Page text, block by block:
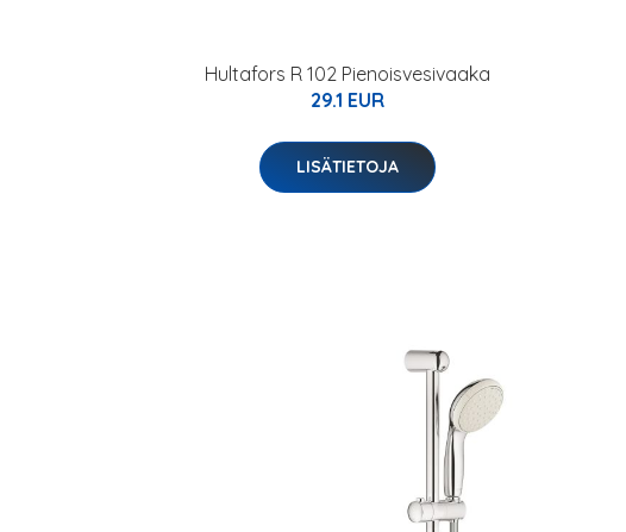
Hultafors R 102 Pienoisvesivaaka
29.1 EUR
LISÄTIETOJA